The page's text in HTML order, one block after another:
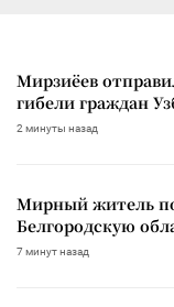
Мирзиёев
гибели граждан
2 минуты назад
Мирный житель
Белгородскую
7 минут назад